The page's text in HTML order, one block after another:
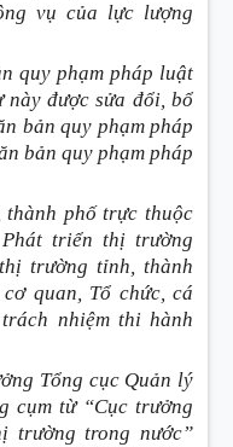
vụ của lực lượng
quy phạm pháp luật
này được sửa đổi, bổ
bản quy phạm pháp
bản quy phạm pháp
phố trực thuộc
triển thị trường
trường tỉnh, thành
quan, Tổ chức, cá
nhiệm thi hành
Tổng cục Quản lý
cụm từ “Cục trưởng
trường trong nước”